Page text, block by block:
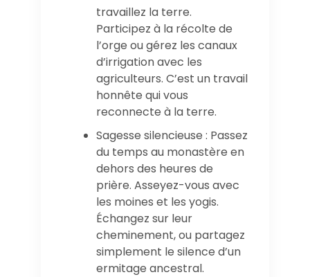
travaillez la terre.
Participez à la récolte de
l’orge ou gérez les canaux
d’irrigation avec les
agriculteurs. C’est un travail
honnête qui vous
reconnecte à la terre.
Sagesse silencieuse : Passez
du temps au monastère en
dehors des heures de
prière. Asseyez-vous avec
les moines et les yogis.
Échangez sur leur
cheminement, ou partagez
simplement le silence d’un
ermitage ancestral.